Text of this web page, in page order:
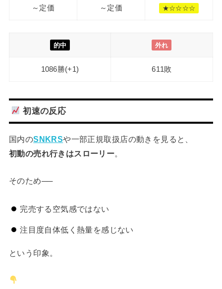
～定価 ～定価 ★☆☆☆☆
的中 外れ
1086勝(+1) 611敗
初速の反応
国内のSNKRSや一部正規取扱店の動きを見ると、
初動の売れ行きはスローリー。
そのため──
完売する空気感ではない
注目度自体低く熱量を感じない
という印象。